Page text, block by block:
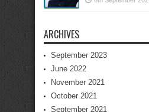
ARCHIVES
September 2023
June 2022
November 2021
October 2021
September 2021